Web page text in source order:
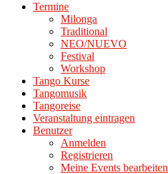
Termine
Milonga
Traditional
NEO/NUEVO
Festival
Workshop
Tango Kurse
Tangomusik
Tangoreise
Veranstaltung eintragen
Benutzer
Anmelden
Registrieren
Meine Events bearbeiten